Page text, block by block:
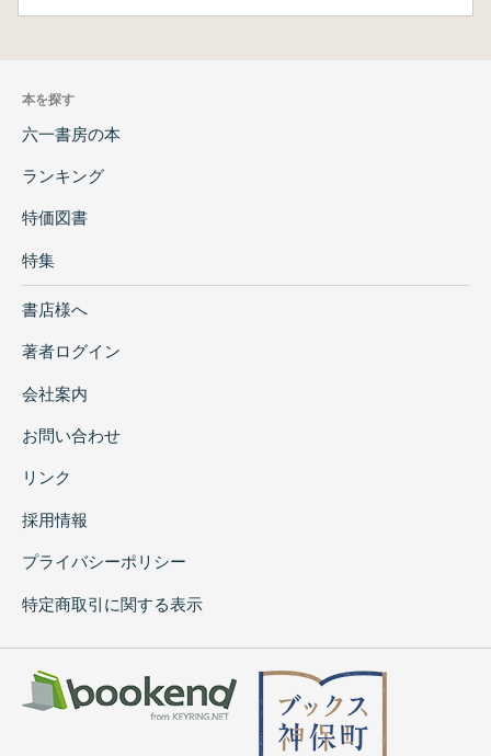
本を探す
六一書房の本
ランキング
特価図書
特集
書店様へ
著者ログイン
会社案内
お問い合わせ
リンク
採用情報
プライバシーポリシー
特定商取引に関する表示